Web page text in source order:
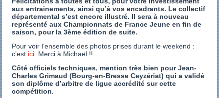
aux entrainements, ainsi qu’à vos encadrants. Le collectif
départemental s’est encore illustré. Il sera à nouveau
représenté aux Championnats de France Jeune en fin de
saison, pour la 3ème édition de suite.
Pour voir l’ensemble des photos prises durant le weekend :
c’est ici . Merci à Michaël !!
Côté officiels techniques, mention très bien pour Jean-
Charles Grimaud (Bourg-en-Bresse Ceyzériat) qui a validé
son diplôme d’arbitre de ligue accrédité sur cette
compétition.